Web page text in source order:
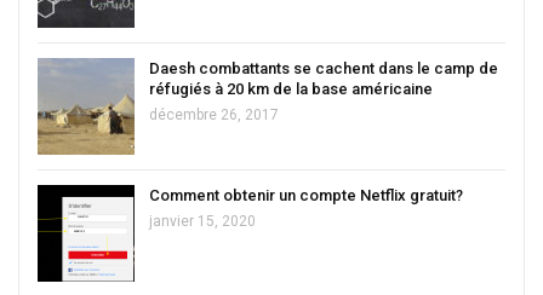
Daesh combattants se cachent dans le camp de
réfugiés à 20 km de la base américaine
décembre 26, 2017
Comment obtenir un compte Netflix gratuit?
janvier 15, 2020